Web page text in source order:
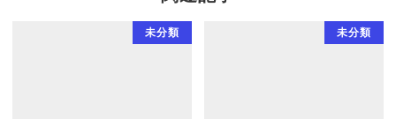
未分類 未分類